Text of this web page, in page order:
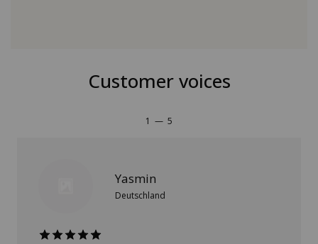
Customer voices
1 — 5
Yasmin
Deutschland